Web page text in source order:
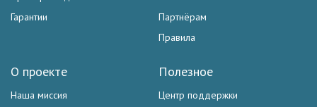
Гарантии
Партнёрам
Правила
Полезное
Центр поддержки
О проекте
Наша миссия